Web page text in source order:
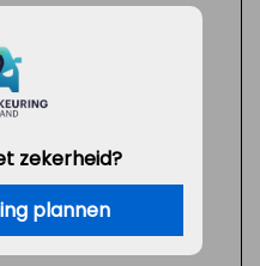
zekerheid?
plannen